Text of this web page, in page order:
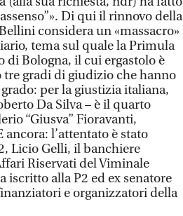
Di qui il rinnovo della
considera un «massacro»
tema sul quale la Primula
di Bologna, il cui ergastolo è
gradi di giudizio che hanno
per la giustizia italiana,
Da Silva – è il quarto
“Giusva” Fioravanti,
l’attentato è stato
Licio Gelli, il banchiere
Riservati del Viminale
iscritto alla P2 ed ex senatore
e organizzatori della